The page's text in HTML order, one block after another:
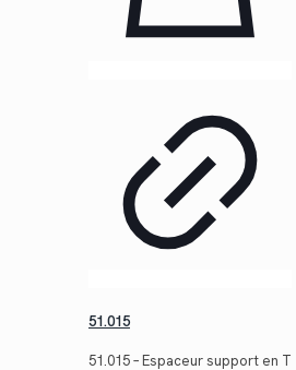
51.015
51.015 – Espaceur support en T